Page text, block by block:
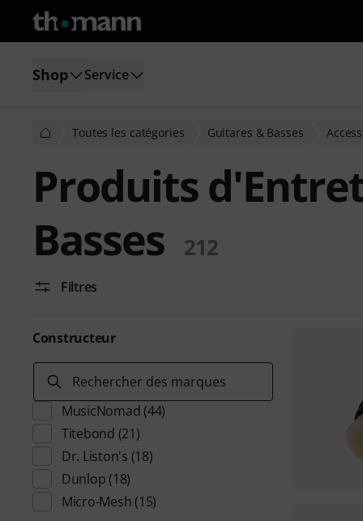
Shop Service
Toutes les catégories Guitares & Basses
Produits
Basses
212
Filtres
Constructeur
Rechercher des marques
MusicNomad (44)
Titebond (21)
Dr. Liston's (18)
Dunlop (18)
Micro-Mesh (15)